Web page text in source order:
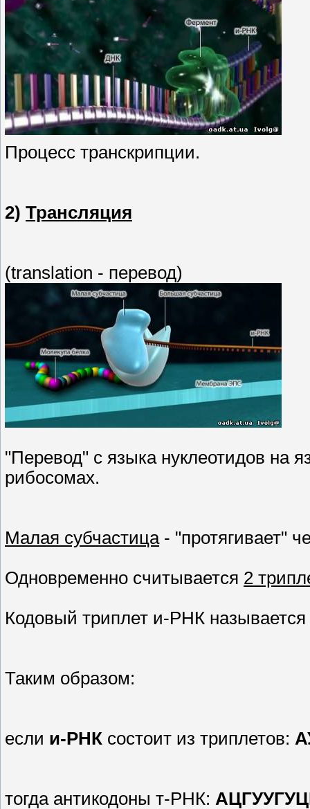
Процесс транскрипции.
2) Трансляция
(translation - перевод)
"Перевод" с языка нуклеотидов на
рибосомах.
Малая субчастица - "протягивает"
Одновременно считывается 2
Кодовый триплет и-РНК называется
Таким образом:
если и-РНК состоит из триплетов:
тогда антикодоны т-РНК: АЦГУУГ